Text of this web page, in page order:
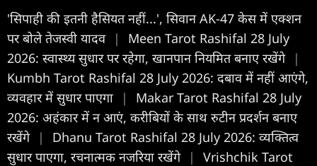
'सिपाही की इतनी हैसियत नहीं...', सिवान AK-47 केस में एक्शन
पर बोले तेजस्वी यादव |
Meen Tarot Rashifal 28 July
2026: स्वास्थ्य सुधार पर रहेगा, खानपान नियमित बनाए रखेंगे |
Kumbh Tarot Rashifal 28 July 2026: दबाव में नहीं आएंगे,
व्यवहार में सुधार पाएगा
|
Makar Tarot Rashifal 28 July
2026: अहंकार में न आएं, करीबियों के साथ रुटीन प्रदर्शन बनाए
रखेंगे |
Dhanu Tarot Rashifal 28 July 2026: व्यक्तित्व
सुधार पाएगा, रचनात्मक नजरिया रखेंगे |
Vrishchik Tarot